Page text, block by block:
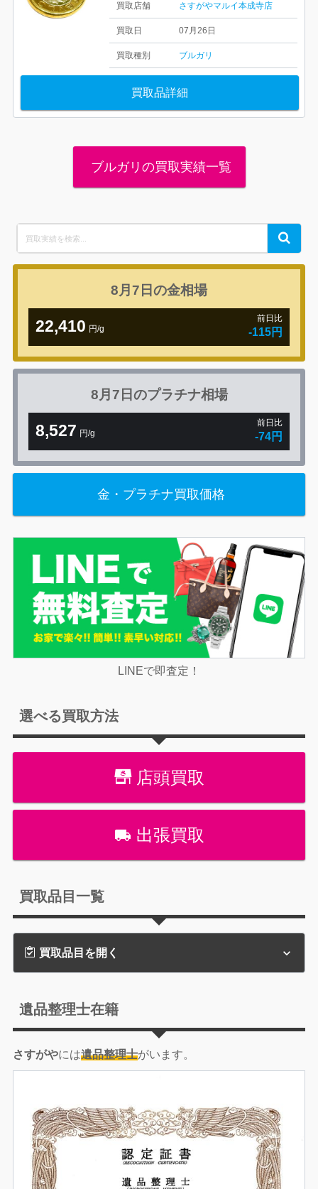
買取店舗 さすがやマルイ本成寺店
買取日 07月26日
買取種別 ブルガリ
買取品詳細
ブルガリの買取実績一覧
for:
Search
8月7日の金相場
22,410 円/g
前日比
-115円
8月7日のプラチナ相場
8,527 円/g
前日比
-74円
金・プラチナ買取価格
LINEで即査定！
選べる買取方法
店頭買取
出張買取
買取品目一覧
買取品目を開く
遺品整理士在籍
さすがやには遺品整理士がいます。